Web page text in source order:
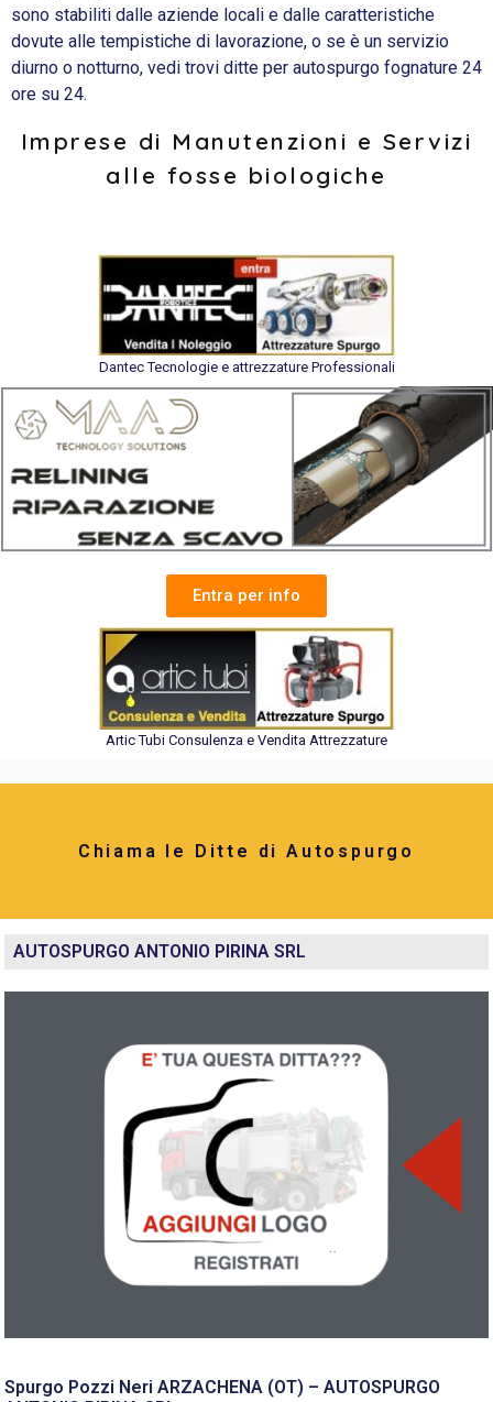
sono stabiliti dalle aziende locali e dalle caratteristiche
dovute alle tempistiche di lavorazione, o se è un servizio
diurno o notturno, vedi trovi ditte per autospurgo fognature 24
ore su 24.
Imprese di Manutenzioni e Servizi
alle fosse biologiche
Dantec Tecnologie e attrezzature Professionali
Entra per info
Artic Tubi Consulenza e Vendita Attrezzature
Chiama le Ditte di Autospurgo
AUTOSPURGO ANTONIO PIRINA SRL
Spurgo Pozzi Neri ARZACHENA (OT) – AUTOSPURGO